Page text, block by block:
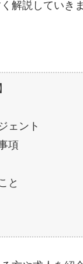
解説していき
ェント
項
と